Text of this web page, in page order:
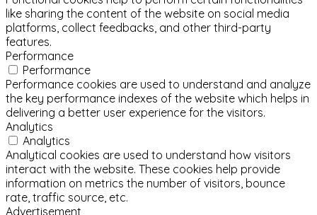
like sharing the content of the website on social media
platforms, collect feedbacks, and other third-party
features.
Performance
Performance
Performance cookies are used to understand and analyze
the key performance indexes of the website which helps in
delivering a better user experience for the visitors.
Analytics
Analytics
Analytical cookies are used to understand how visitors
interact with the website. These cookies help provide
information on metrics the number of visitors, bounce
rate, traffic source, etc.
Advertisement